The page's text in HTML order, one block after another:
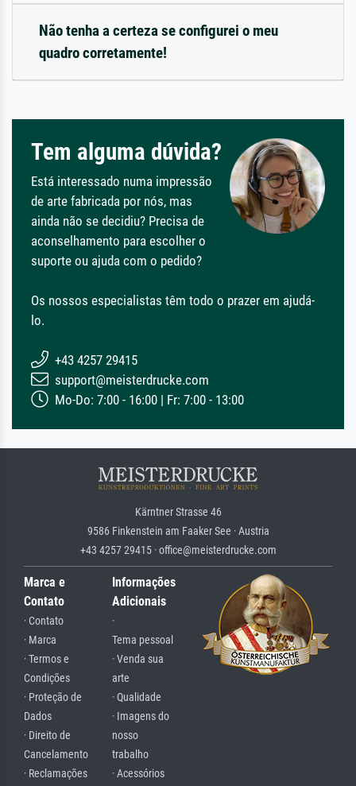
Não tenha a certeza se configurei o meu
quadro corretamente!
Tem alguma dúvida?
Está interessado numa impressão
de arte fabricada por nós, mas
ainda não se decidiu? Precisa de
aconselhamento para escolher o
suporte ou ajuda com o pedido?
Os nossos especialistas têm todo o prazer em ajudá-
lo.
+43 4257 29415
support@meisterdrucke.com
Mo-Do: 7:00 - 16:00 | Fr: 7:00 - 13:00
Kärntner Strasse 46
9586 Finkenstein am Faaker See · Austria
+43 4257 29415 · office@meisterdrucke.com
Marca e
Contato
· Contato
· Marca
· Termos e
Condições
· Proteção de
Dados
· Direito de
Cancelamento
· Reclamações
Informações
Adicionais
·
Tema pessoal
· Venda sua
arte
· Qualidade
· Imagens do
nosso
trabalho
· Acessórios